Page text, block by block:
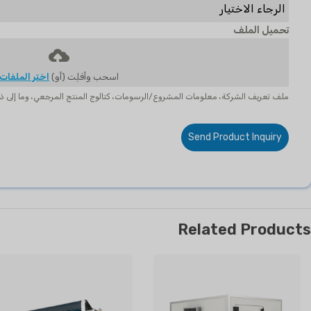
الرجاء الاختيار
تحميل الملف
اسحب وأفلِت (أو) اختر الملفات
ملف تعريف الشركة، معلومات المشروع/الرسومات، كتالوج المنتج المرجعي، وما إلى
Send Product Inquiry
Related Products